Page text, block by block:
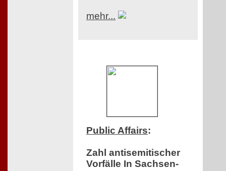
mehr...
Public Affairs:
Zahl antisemitischer
Vorfälle In Sachsen-